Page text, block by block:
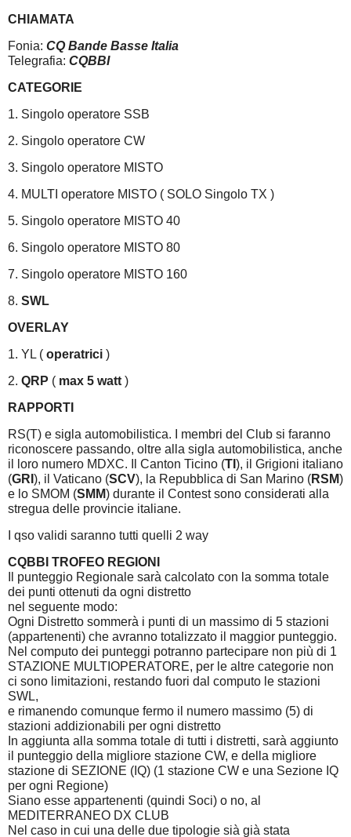
CHIAMATA
Fonia: CQ Bande Basse Italia
Telegrafia: CQBBI
CATEGORIE
1. Singolo operatore SSB
2. Singolo operatore CW
3. Singolo operatore MISTO
4. MULTI operatore MISTO ( SOLO Singolo TX )
5. Singolo operatore MISTO 40
6. Singolo operatore MISTO 80
7. Singolo operatore MISTO 160
8. SWL
OVERLAY
1. YL ( operatrici )
2. QRP ( max 5 watt )
RAPPORTI
RS(T) e sigla automobilistica. I membri del Club si faranno
riconoscere passando, oltre alla sigla automobilistica, anche
il loro numero MDXC. Il Canton Ticino (TI ), il Grigioni italiano
(GRI ), il Vaticano (SCV), la Repubblica di San Marino (RSM)
e lo SMOM (SMM) durante il Contest sono considerati alla
stregua delle provincie italiane.
I qso validi saranno tutti quelli 2 way
CQBBI TROFEO REGIONI
Il punteggio Regionale sarà calcolato con la somma totale
dei punti ottenuti da ogni distretto
nel seguente modo:
Ogni Distretto sommerà i punti di un massimo di 5 stazioni
(appartenenti) che avranno totalizzato il maggior punteggio.
Nel computo dei punteggi potranno partecipare non più di 1
STAZIONE MULTIOPERATORE, per le altre categorie non
ci sono limitazioni, restando fuori dal computo le stazioni
SWL,
e rimanendo comunque fermo il numero massimo (5) di
stazioni addizionabili per ogni distretto
In aggiunta alla somma totale di tutti i distretti, sarà aggiunto
il punteggio della migliore stazione CW, e della migliore
stazione di SEZIONE (IQ) (1 stazione CW e una Sezione IQ
per ogni Regione)
Siano esse appartenenti (quindi Soci) o no, al
MEDITERRANEO DX CLUB
Nel caso in cui una delle due tipologie sià già stata